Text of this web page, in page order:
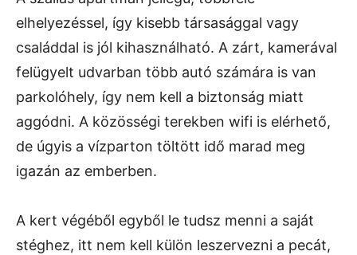
elhelyezéssel, így kisebb társasággal vagy
családdal is jól kihasználható. A zárt, kamerával
felügyelt udvarban több autó számára is van
parkolóhely, így nem kell a biztonság miatt
aggódni. A közösségi terekben wifi is elérhető,
de úgyis a vízparton töltött idő marad meg
igazán az emberben.
A kert végéből egyből le tudsz menni a saját
stéghez, itt nem kell külön leszervezni a pecát,